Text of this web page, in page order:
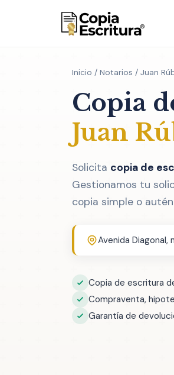
Inicio / Notarios / Juan
Copia
Juan
Solicita copia de
Gestionamos tu
copia simple o
Avenida
Copia de escritura
Compraventa,
Garantía de